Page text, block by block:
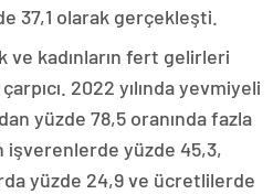
37,1 olarak gerçekleşti.
kadınların fert gelirleri
2022 yılında yevmiyeli
yüzde 78,5 oranında fazla
yüzde 45,3,
yüzde 24,9 ve ücretlilerde